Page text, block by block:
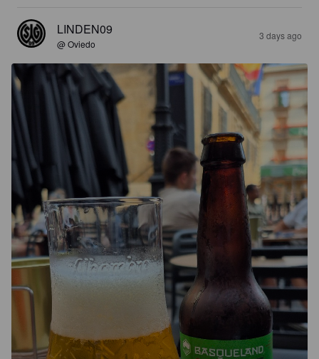
LINDEN09
@ Oviedo
3 days ago